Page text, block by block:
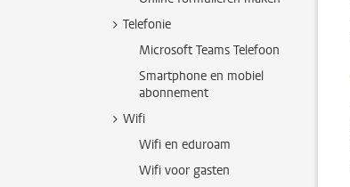
Telefonie
Microsoft Teams Telefoon
Smartphone en mobiel
abonnement
Wifi
Wifi en eduroam
Wifi voor gasten